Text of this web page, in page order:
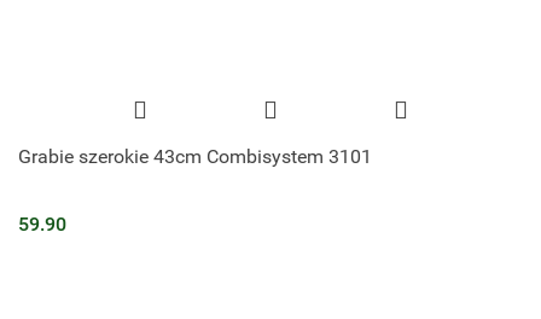
Grabie szerokie 43cm Combisystem 3101
59.90